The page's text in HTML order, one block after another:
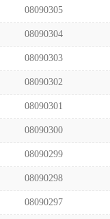
08090305
08090304
08090303
08090302
08090301
08090300
08090299
08090298
08090297